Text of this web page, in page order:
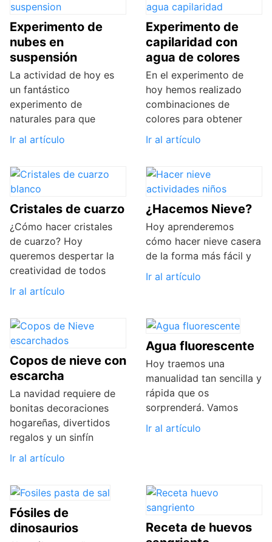
Experimento de
nubes en
suspensión
La actividad de hoy es
un fantástico
experimento de
naturales para que
Ir al artículo
Experimento de
capilaridad con
agua de colores
En el experimento de
hoy hemos realizado
combinaciones de
colores para obtener
Ir al artículo
Cristales de cuarzo
¿Cómo hacer cristales
de cuarzo? Hoy
queremos despertar la
creatividad de todos
Ir al artículo
¿Hacemos Nieve?
Hoy aprenderemos
cómo hacer nieve casera
de la forma más fácil y
Ir al artículo
Copos de nieve con
escarcha
La navidad requiere de
bonitas decoraciones
hogareñas, divertidos
regalos y un sinfín
Ir al artículo
Agua fluorescente
Hoy traemos una
manualidad tan sencilla y
rápida que os
sorprenderá. Vamos
Ir al artículo
Fósiles de
dinosaurios
Receta de huevos